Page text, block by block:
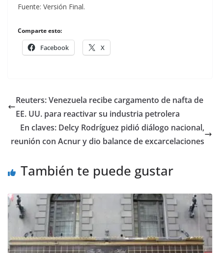
Fuente: Versión Final.
Comparte esto:
Facebook X
Reuters: Venezuela recibe cargamento de nafta de
EE. UU. para reactivar su industria petrolera
En claves: Delcy Rodríguez pidió diálogo nacional,
reunión con Acnur y dio balance de excarcelaciones
También te puede gustar